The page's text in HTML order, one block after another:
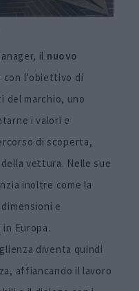
il nuovo
con l’obiettivo di
del marchio, uno
i valori e
di scoperta,
vettura. Nelle sue
inoltre come la
e
Europa.
diventa quindi
affiancando il lavoro